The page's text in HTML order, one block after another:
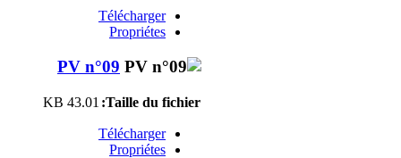
Télécharger
Propriétes
PV n°09
Taille du fichier:
43.01 KB
Télécharger
Propriétes